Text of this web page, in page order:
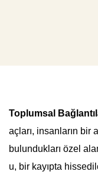
Toplumsal
açları, insanların bir
bulundukları özel
u, bir kayıpta